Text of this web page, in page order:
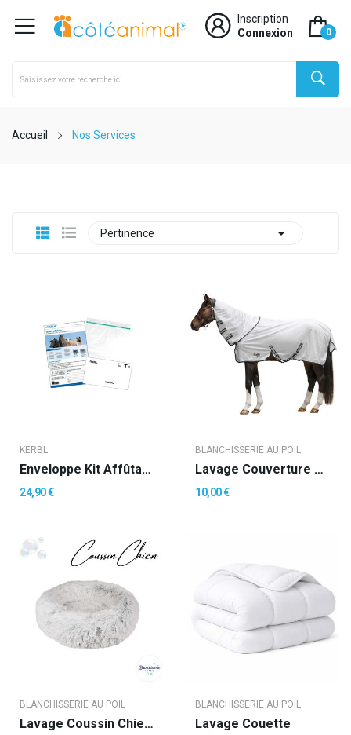
Inscription
Connexion
0
Accueil Nos Services
Pertinence 
KERBL
Enveloppe Kit Affûtage Peignes Tondeuse
24,90 €
BLANCHISSERIE AU POIL
Lavage Couverture Anti-Mouche
10,00 €
BLANCHISSERIE AU POIL
Lavage Coussin Chien Ou Autre À Partir De
BLANCHISSERIE AU POIL
Lavage Couette